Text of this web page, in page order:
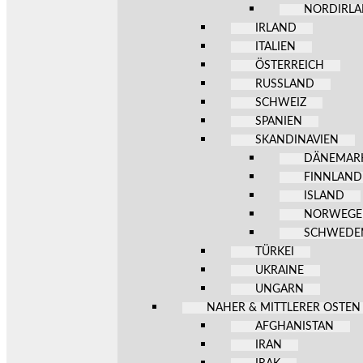
IRLAND
ITALIEN
ÖSTERREICH
RUSSLAND
SCHWEIZ
SPANIEN
SKANDINAVIEN
FINNLAND
ISLAND
TÜRKEI
UKRAINE
UNGARN
NAHER & MITTLERER OSTEN
AFGHANISTAN
IRAN